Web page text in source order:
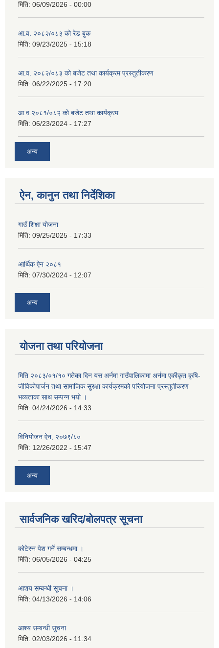
मिति: 06/09/2026 - 00:00
आ.व. २०८२/०८३ को रेड बुक
मिति: 09/23/2025 - 15:18
आ.व. २०८२/०८३ को बजेट तथा कार्यक्रम प्रस्तुतीकरण
मिति: 06/22/2025 - 17:20
आ.व.२०८१/०८२ को बजेट तथा कार्यक्रम
मिति: 06/23/2024 - 17:27
अन्य
ऐन, कानुन तथा निर्देशिका
गाउँ शिक्षा योजना
मिति: 09/25/2025 - 17:33
आर्थिक ऐन २०८१
मिति: 07/30/2024 - 12:07
अन्य
योजना तथा परियोजना
मिति २०८३/०१/१० गतेका दिन यस अर्नमा गाउँपालिकामा अर्नमा एकीकृत कृषि-
जीविकोपार्जन तथा सामाजिक सुरक्षा कार्यक्रमको परियोजना प्रस्तुतीकरण
भव्यताका साथ सम्पन्न भयो ।
मिति: 04/24/2026 - 14:33
विनियाेजन ऐन, २०७९/८०
मिति: 12/26/2022 - 15:47
अन्य
सार्वजनिक खरिद/बोलपत्र सूचना
कोटेस्न पेश गर्ने सम्बन्धमा ।
मिति: 06/05/2026 - 04:25
आशय सम्बन्धी सूचना ।
मिति: 04/13/2026 - 14:06
आश्य सम्बन्धी सुचना
मिति: 02/03/2026 - 11:34